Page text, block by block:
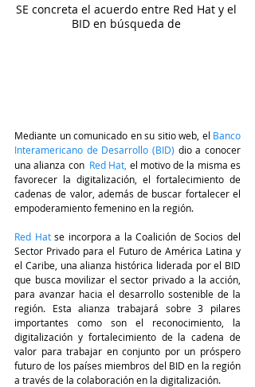
SE concreta el acuerdo entre Red Hat y el
BID en búsqueda de
Mediante un comunicado en su sitio web, el Banco
Interamericano de Desarrollo (BID) dio a conocer
una alianza con Red Hat el motivo de la misma es
favorecer la digitalización, el fortalecimiento de
cadenas de valor, además de buscar fortalecer el
empoderamiento femenino en la región.
Red Hat se incorpora a la Coalición de Socios del
Sector Privado para el Futuro de América Latina y
el Caribe, una alianza histórica liderada por el BID
que busca movilizar el sector privado a la acción,
para avanzar hacia el desarrollo sostenible de la
región. Esta alianza trabajará sobre 3 pilares
importantes como son el reconocimiento, la
digitalización y fortalecimiento de la cadena de
valor para trabajar en conjunto por un próspero
futuro de los países miembros del BID en la región
a través de la colaboración en la digitalización.